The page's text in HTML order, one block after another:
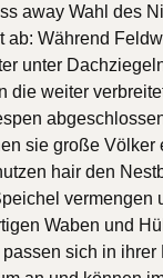
away Wahl des
ab: Während
unter
die weiter
sie große Völker
hair den
vermengen
Waben und
sich in ihrer